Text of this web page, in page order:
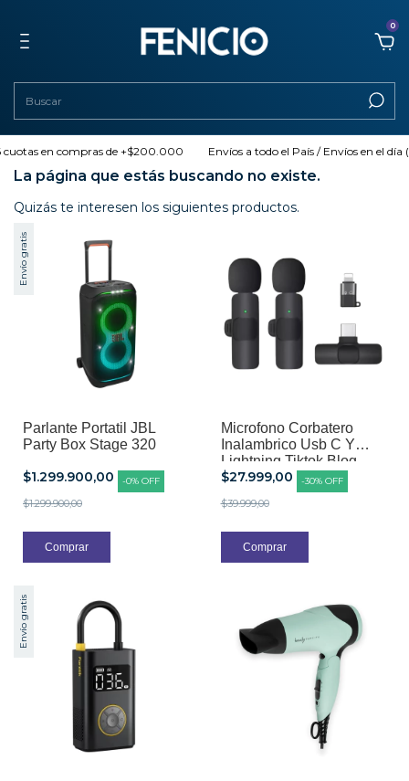
0
en compras de +$200.000 Envíos a todo el País / Envíos en el día
La página que estás buscando no existe.
Quizás te interesen los siguientes productos.
Envío gratis
Parlante Portatil JBL
Party Box Stage 320
$1.299.900,00 -0% OFF
$1.299.900,00
Microfono Corbatero
Inalambrico Usb C Y
Lightning Tiktok Blog
$27.999,00 -30% OFF
$39.999,00
Envío gratis